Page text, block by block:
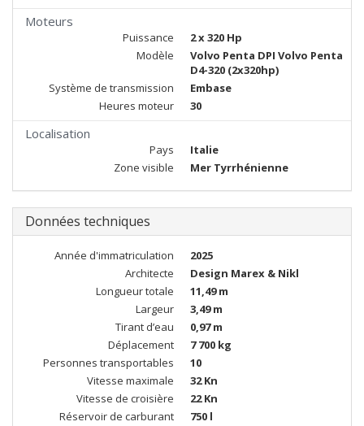
Moteurs
Puissance
2 x 320 Hp
Modèle
Volvo Penta DPI Volvo Penta
D4-320 (2x320hp)
Système de transmission
Embase
Heures moteur
30
Localisation
Pays
Italie
Zone visible
Mer Tyrrhénienne
Données techniques
Année d'immatriculation
2025
Architecte
Design Marex & Nikl
Longueur totale
11,49 m
Largeur
3,49 m
Tirant d’eau
0,97 m
Déplacement
7 700 kg
Personnes transportables
10
Vitesse maximale
32 Kn
Vitesse de croisière
22 Kn
Réservoir de carburant
750 l